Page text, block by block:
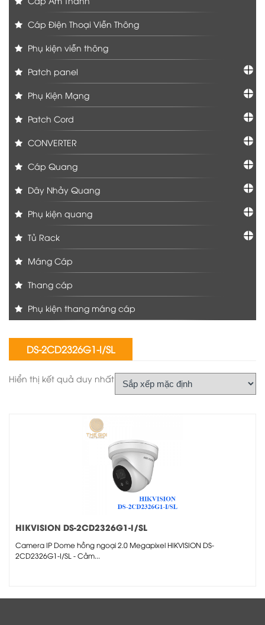
Cáp Điện Thoại Viễn Thông
Phụ kiện viễn thông
Patch panel
Phụ Kiện Mạng
Patch Cord
CONVERTER
Cáp Quang
Dây Nhảy Quang
Phụ kiện quang
Tủ Rack
Máng Cáp
Thang cáp
Phụ kiện thang máng cáp
DS-2CD2326G1-I/SL
Hiển thị kết quả duy nhất
HIKVISION DS-2CD2326G1-I/SL
Camera IP Dome hồng ngoại 2.0 Megapixel HIKVISION DS-
2CD2326G1-I/SL - Cảm...